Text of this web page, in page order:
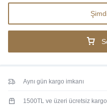
Aynı gün kargo imkanı
1500TL ve üzeri ücretsiz kargo